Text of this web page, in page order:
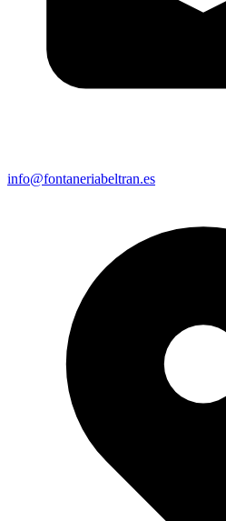
info@fontaneriabeltran.es